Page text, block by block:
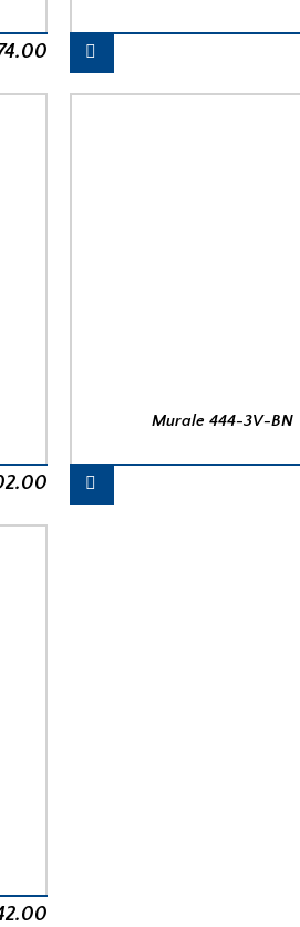
Murale 444-3V-BN